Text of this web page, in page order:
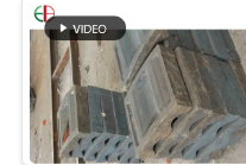
SITEMAP
PRIVACYBELEID